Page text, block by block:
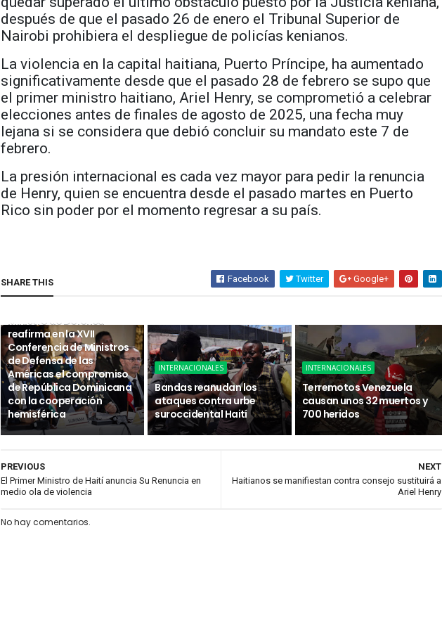
después de que el pasado 26 de enero el Tribunal Superior de
Nairobi prohibiera el despliegue de policías kenianos.
La violencia en la capital haitiana, Puerto Príncipe, ha aumentado
significativamente desde que el pasado 28 de febrero se supo que
el primer ministro haitiano, Ariel Henry, se comprometió a celebrar
elecciones antes de finales de agosto de 2025, una fecha muy
lejana si se considera que debió concluir su mandato este 7 de
febrero.
La presión internacional es cada vez mayor para pedir la renuncia
de Henry, quien se encuentra desde el pasado martes en Puerto
Rico sin poder por el momento regresar a su país.
SHARE THIS Facebook Twitter Google+
Ministro de Defensa
reafirma en la XVII
Conferencia de Ministros
de Defensa de las
Américas el compromiso
de República Dominicana
con la cooperación
hemisférica
INTERNACIONALES
Bandas reanudan los
ataques contra urbe
suroccidental Haití
INTERNACIONALES
Terremotos Venezuela
causan unos 32 muertos y
700 heridos
NEXT
Haitianos se manifiestan contra consejo sustituirá a
Ariel Henry
PREVIOUS
El Primer Ministro de Haití anuncia Su Renuncia en
medio ola de violencia
No hay comentarios.